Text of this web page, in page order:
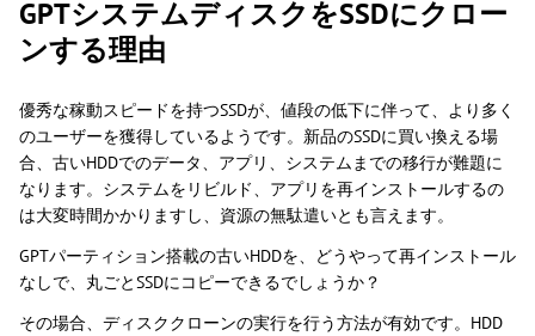
GPTシステムディスクをSSDにクロー
ンする理由
優秀な稼動スピードを持つSSDが、値段の低下に伴って、より多く
のユーザーを獲得しているようです。新品のSSDに買い換える場
合、古いHDDでのデータ、アプリ、システムまでの移行が難題に
なります。システムをリビルド、アプリを再インストールするの
は大変時間かかりますし、資源の無駄遣いとも言えます。
GPTパーティション搭載の古いHDDを、どうやって再インストール
なしで、丸ごとSSDにコピーできるでしょうか？
その場合、ディスククローンの実行を行う方法が有効です。HDD